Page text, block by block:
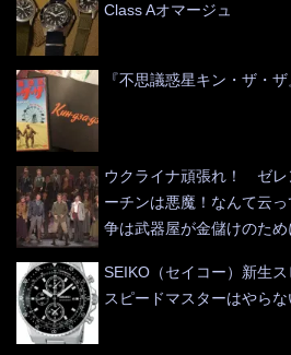
Class Aオマージュ
『不思議惑星キン・ザ・
ウクライナ頑張れ！ ゼ
ーチンは悪魔！なんて云
争は武器屋が金儲けのた
SEIKO（セイコー）新生
スピードマスターはやら